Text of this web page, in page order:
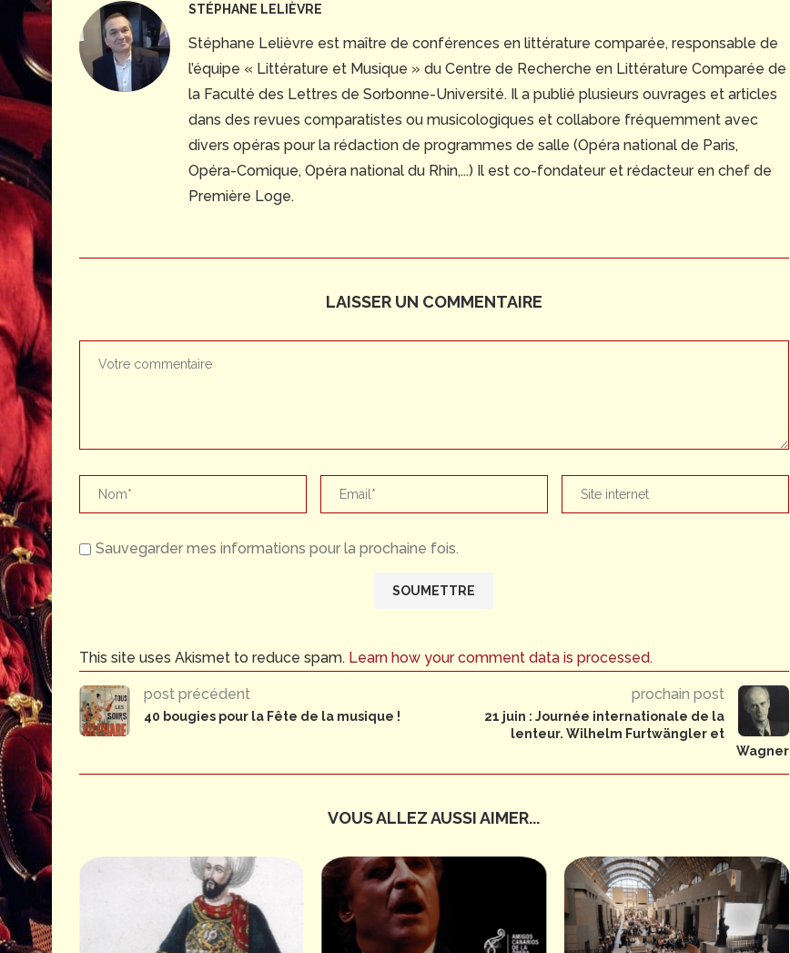
STÉPHANE LELIÈVRE
Stéphane Lelièvre est maître de conférences en littérature comparée, responsable de
l’équipe « Littérature et Musique » du Centre de Recherche en Littérature Comparée de
la Faculté des Lettres de Sorbonne-Université. Il a publié plusieurs ouvrages et articles
dans des revues comparatistes ou musicologiques et collabore fréquemment avec
divers opéras pour la rédaction de programmes de salle (Opéra national de Paris,
Opéra-Comique, Opéra national du Rhin,...) Il est co-fondateur et rédacteur en chef de
Première Loge.
LAISSER UN COMMENTAIRE
Sauvegarder mes informations pour la prochaine fois.
This site uses Akismet to reduce spam. Learn how your comment data is processed.
post précédent
40 bougies pour la Fête de la musique !
prochain post
21 juin : Journée internationale de la
lenteur. Wilhelm Furtwängler et
Wagner
VOUS ALLEZ AUSSI AIMER...